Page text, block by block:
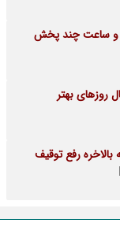
و ساعت چند پخش
روزهای بهتر
رفع توقیف